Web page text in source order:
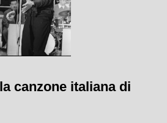
canzone italiana di